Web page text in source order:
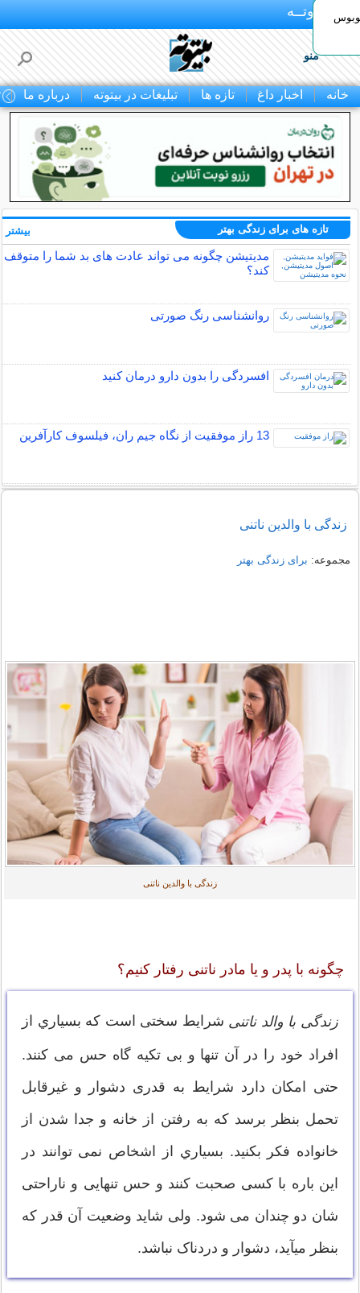
بـیتوتــه
منو
خانه اخبار داغ تازه ها تبلیغات در بیتوته درباره ما
تازه های برای زندگی بهتر
مدیتیشن چگونه می تواند عادت های بد شما را متوقف
کند؟
روانشناسی رنگ صورتی
افسردگی را بدون دارو درمان کنید
13 راز موفقیت از نگاه جیم ران، فیلسوف کارآفرین
بیشتر
زندگی با والدین ناتنی
مجموعه: برای زندگی بهتر
زندگی با والدین ناتنی
چگونه با پدر و یا مادر ناتنی رفتار کنیم؟
زندگی با والد ناتنی شرایط سختی است که بسياري از
افراد خود را در آن تنها و بی تکیه گاه حس می کنند.
حتی امکان دارد شرایط به قدری دشوار و غیرقابل
تحمل بنظر برسد که به رفتن از خانه و جدا شدن از
خانواده فکر بکنید. بسياري از اشخاص نمی توانند در
این باره با کسی صحبت کنند و حس تنهایی و ناراحتی
شان دو چندان می شود. ولی شاید وضعیت آن قدر که
بنظر می‎آید، دشوار و دردناک نباشد.